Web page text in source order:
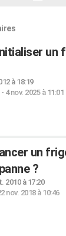
un
à 18:19
- 4 nov. 2025 à 11:01
un
?
2010 à 17:20
nov. 2018 à 10:46